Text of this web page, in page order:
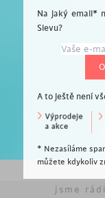
Na jaký email*
Slevu?
A to ještě není
* Nezasíláme
můžete kdykoliv
jsme